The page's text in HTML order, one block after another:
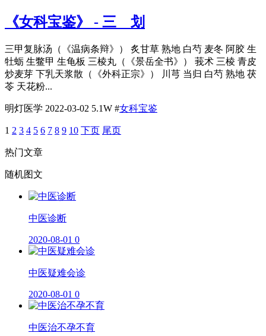
《女科宝鉴》 - 三 划
三甲复脉汤（《温病条辩》） 炙甘草 熟地 白芍 麦冬 阿胶 生
牡蛎 生鳖甲 生龟板 三棱丸（《景岳全书》） 莪术 三棱 青皮
炒麦芽 下乳天浆散（《外科正宗》） 川芎 当归 白芍 熟地 茯
苓 天花粉...
明灯医学 2022-03-02 5.1W #女科宝鉴
1 2 3 4 5 6 7 8 9 10 下页 尾页
热门文章
随机图文
​中医诊断
2020-08-01 0
中医疑难会诊
2020-08-01 0
中医治不孕不育